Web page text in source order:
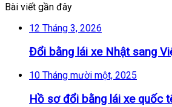
Bài viết gần đây
12 Tháng 3, 2026
Đổi bằng lái xe Nhật sang
10 Tháng mười một, 2025
Hồ sơ đổi bằng lái xe quốc